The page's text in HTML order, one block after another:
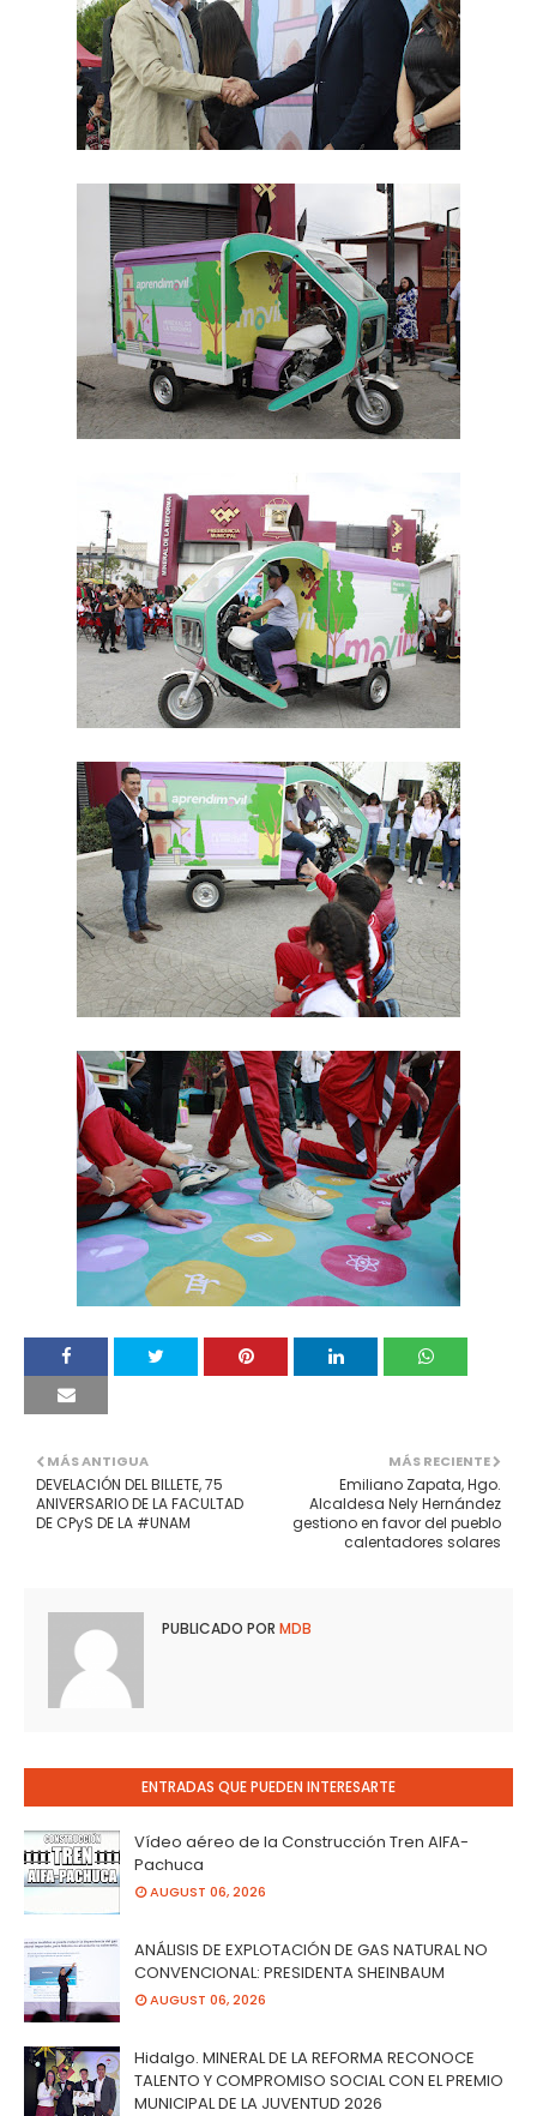
MÁS RECIENTE
Emiliano Zapata, Hgo.
Alcaldesa Nely Hernández
gestiono en favor del pueblo
calentadores solares
MÁS ANTIGUA
DEVELACIÓN DEL BILLETE, 75
ANIVERSARIO DE LA FACULTAD
DE CPyS DE LA #UNAM
PUBLICADO POR MDB
ENTRADAS QUE PUEDEN INTERESARTE
Vídeo aéreo de la Construcción Tren AIFA-
Pachuca
AUGUST 06, 2026
ANÁLISIS DE EXPLOTACIÓN DE GAS NATURAL NO
CONVENCIONAL: PRESIDENTA SHEINBAUM
AUGUST 06, 2026
Hidalgo. MINERAL DE LA REFORMA RECONOCE
TALENTO Y COMPROMISO SOCIAL CON EL PREMIO
MUNICIPAL DE LA JUVENTUD 2026